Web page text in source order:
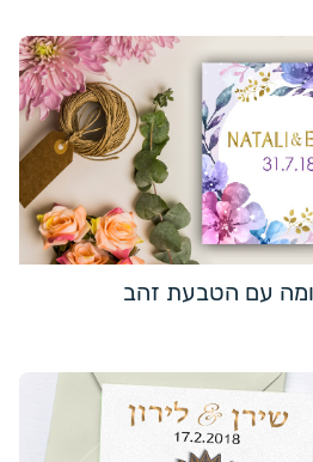
עם הטבעת זהב